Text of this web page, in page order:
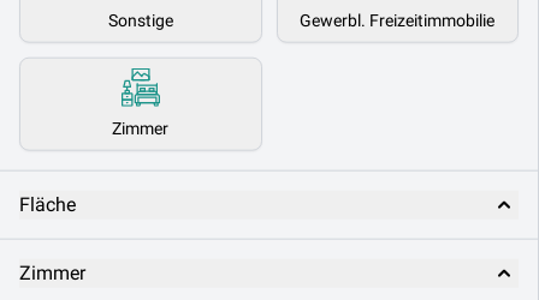
Sonstige Gewerbl. Freizeitimmobilie
Zimmer
Fläche
Zimmer